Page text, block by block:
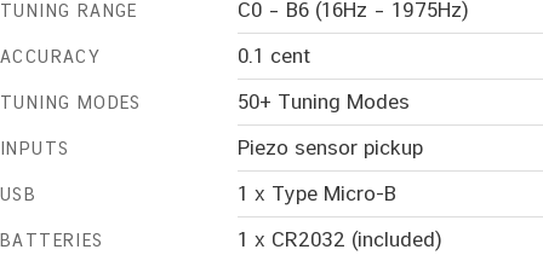
TUNING RANGE C0 – B6 (16Hz – 1975Hz)
ACCURACY 0.1 cent
TUNING MODES 50+ Tuning Modes
INPUTS Piezo sensor pickup
USB 1 x Type Micro-B
BATTERIES 1 x CR2032 (included)